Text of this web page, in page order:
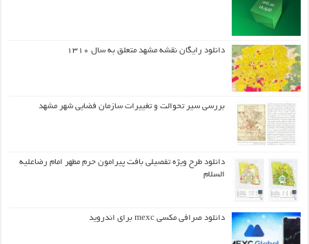
دانلود رایگان نقشه مشهد متعلق به سال ۱۳۱۰
بررسی سیر تحوالت و تغییرات سازمان فضایی شهر مشهد
دانلود طرح ويژه تفصيلي بافت پيرامون حرم مطهر امام رضاعليه
السلام
دانلود صرافی مکسی mexc برای اندروید